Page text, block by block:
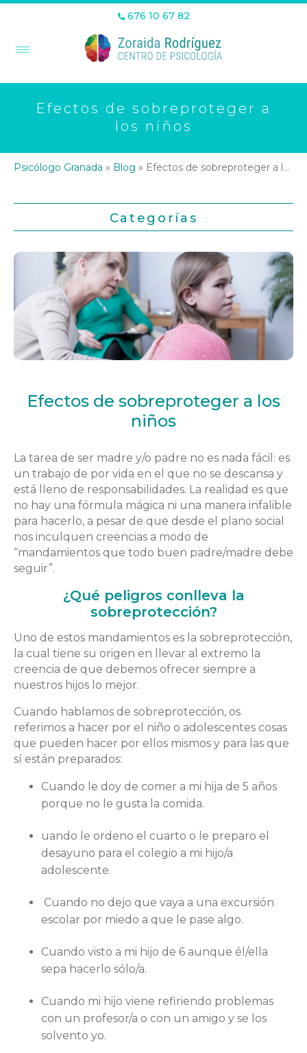
676 10 67 82
Efectos de sobreproteger a
los niños
Psicólogo Granada » Blog » Efectos de sobreproteger a los niños
Categorías
Efectos de sobreproteger a los
niños
La tarea de ser madre y/o padre no es nada fácil: es
un trabajo de por vida en el que no se descansa y
está lleno de responsabilidades. La realidad es que
no hay una fórmula mágica ni una manera infalible
para hacerlo, a pesar de que desde el plano social
nos inculquen creencias a modo de
“mandamientos que todo buen padre/madre debe
seguir”.
¿Qué peligros conlleva la
sobreprotección?
Uno de estos mandamientos es la sobreprotección,
la cual tiene su origen en llevar al extremo la
creencia de que debemos ofrecer siempre a
nuestros hijos lo mejor.
Cuando hablamos de sobreprotección, os
referimos a hacer por el niño o adolescentes cosas
que pueden hacer por ellos mismos y para las que
sí están preparados:
Cuando le doy de comer a mi hija de 5 años
porque no le gusta la comida.
uando le ordeno el cuarto o le preparo el
desayuno para el colegio a mi hijo/a
adolescente.
Cuando no dejo que vaya a una excursión
escolar por miedo a que le pase algo.
Cuando visto a mi hijo de 6 aunque él/ella
sepa hacerlo sólo/a.
Cuando mi hijo viene refiriendo problemas
con un profesor/a o con un amigo y se los
solvento yo.